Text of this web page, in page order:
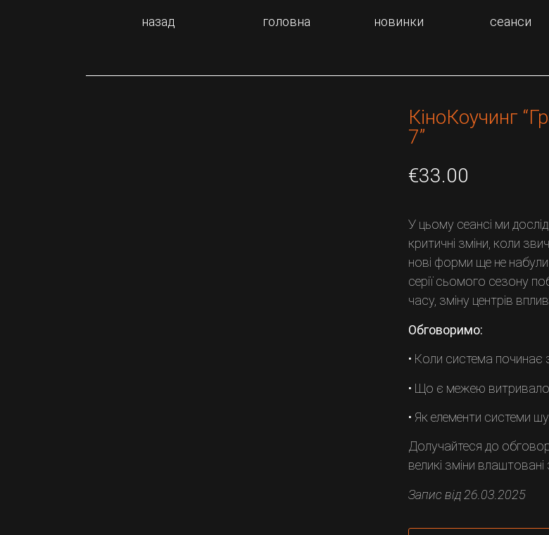
назад головна новинки сеанси
КіноКоучинг
7”
€33.00
У цьому сеансі ми
критичні зміни, коли
нові форми ще не набули
серії сьомого сезону
часу, зміну центрів
Обговоримо:
• Коли система
• Що є межею
• Як елементи системи
Долучайтеся до
великі зміни влаштовані
Запис від 26.03.2025